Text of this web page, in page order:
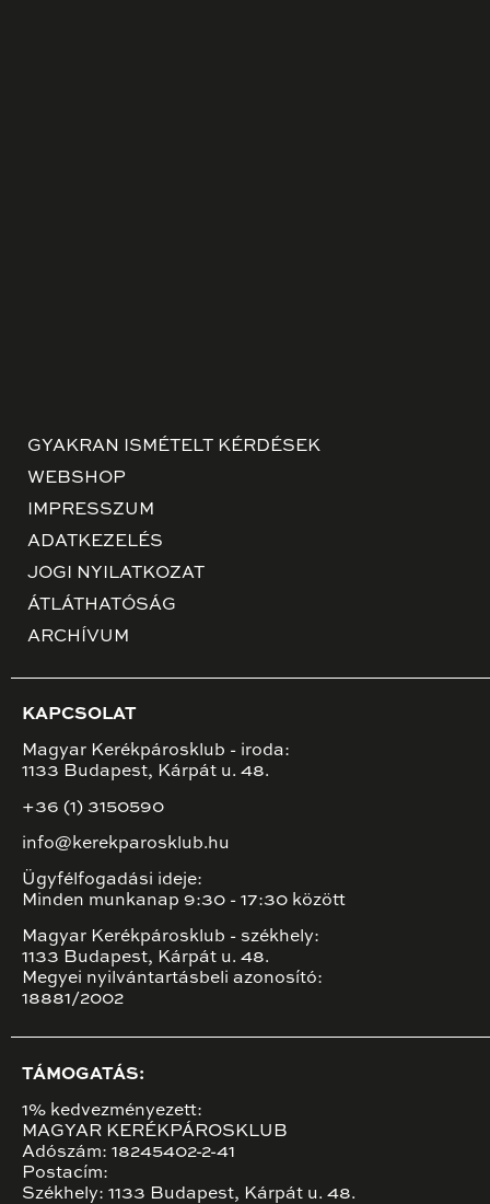
GYAKRAN ISMÉTELT KÉRDÉSEK
WEBSHOP
IMPRESSZUM
ADATKEZELÉS
JOGI NYILATKOZAT
ÁTLÁTHATÓSÁG
ARCHÍVUM
KAPCSOLAT
Magyar Kerékpárosklub - iroda:
1133 Budapest, Kárpát u. 48.
+36 (1) 3150590
info@kerekparosklub.hu
Ügyfélfogadási ideje:
Minden munkanap 9:30 - 17:30 között
Magyar Kerékpárosklub - székhely:
1133 Budapest, Kárpát u. 48.
Megyei nyilvántartásbeli azonosító:
18881/2002
TÁMOGATÁS:
1% kedvezményezett:
MAGYAR KERÉKPÁROSKLUB
Adószám: 18245402-2-41
Postacím:
Székhely: 1133 Budapest, Kárpát u. 48.